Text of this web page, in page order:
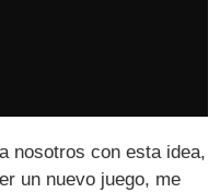
nosotros con esta idea,
un nuevo juego, me